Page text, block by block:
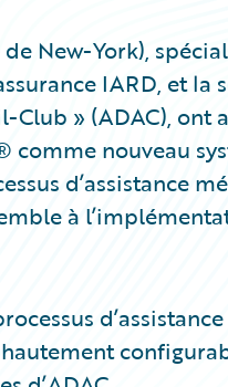
New-York),
IARD, et la
» (ADAC), ont
comme nouveau
d’assistance
à